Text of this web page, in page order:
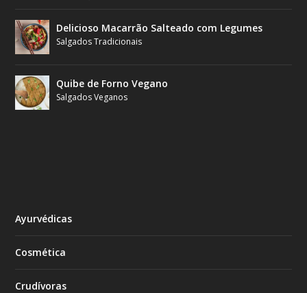
Delicioso Macarrão Salteado com Legumes
Salgados Tradicionais
Quibe de Forno Vegano
Salgados Veganos
Ayurvédicas
Cosmética
Crudívoras